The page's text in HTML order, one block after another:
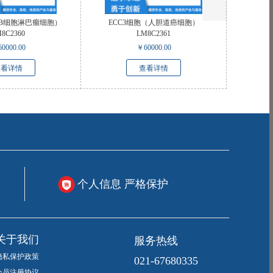
细胞淋巴瘤细胞）
详情
ECC3细胞（人胆道癌细胞）
LM8C2361
￥ 60000.00
查看详情
个人信息 严格保护
于我们
私保护政策
服务热线
021-67680335